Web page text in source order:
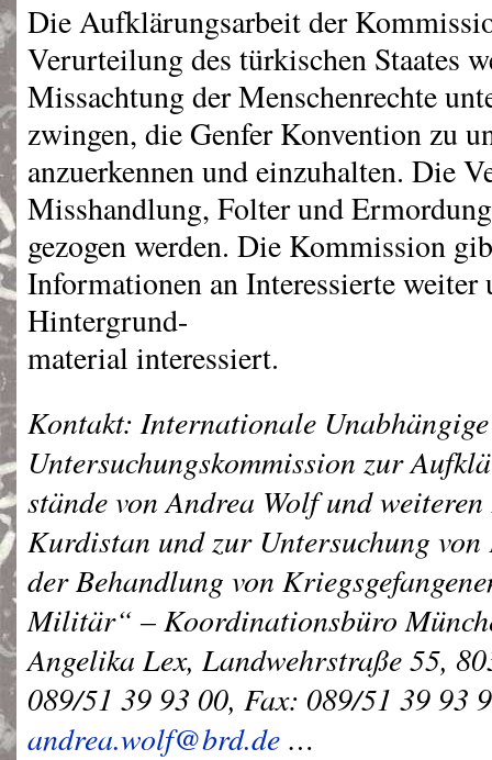
Die Aufklärungsarbeit der
Verurteilung des türkischen Staates
Missachtung der Menschenrechte
zwingen, die Genfer Konvention zu
anzuerkennen und einzuhalten. Die
Misshandlung, Folter und
gezogen werden. Die Kommission
Informationen an Interessierte weiter
Hintergrund-
material interessiert.
Kontakt: Internationale Unabhängige
Untersuchungskommission zur
stände von Andrea Wolf und
Kurdistan und zur Untersuchung
der Behandlung von
Militär“ – Koordinationsbüro
Angelika Lex, Landwehrstraße 55,
089/51 39 93 00, Fax: 089/51 39 93
andrea.wolf@brd.de …